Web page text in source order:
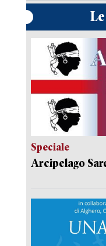
Speciale
Arcipelago